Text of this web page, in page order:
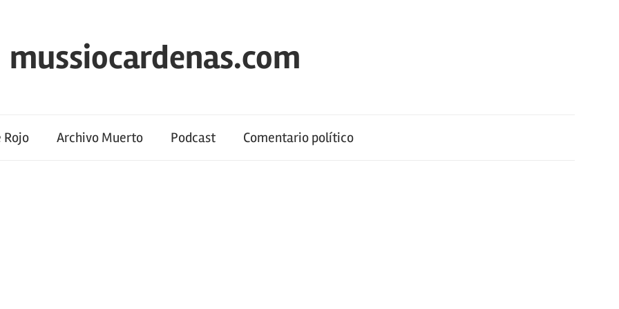
mussiocardenas.com
Archivo Muerto Podcast Comentario político